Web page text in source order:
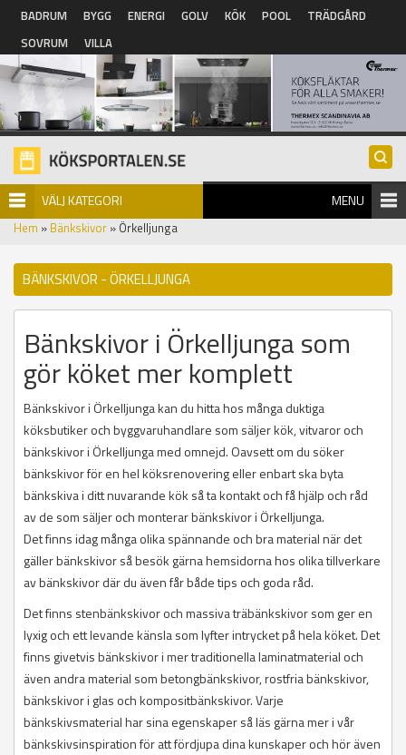
Hoppa till huvudinnehåll
BADRUM BYGG ENERGI GOLV KÖK POOL
TRÄDGÅRD
SOVRUM
VILLA
VÄLJ KATEGORI MENU
Hem » Bänkskivor » Örkelljunga
BÄNKSKIVOR - ÖRKELLJUNGA
Bänkskivor i Örkelljunga som
gör köket mer komplett
Bänkskivor i Örkelljunga kan du hitta hos många duktiga
köksbutiker och byggvaruhandlare som säljer kök, vitvaror och
bänkskivor i Örkelljunga med omnejd. Oavsett om du söker
bänkskivor för en hel köksrenovering eller enbart ska byta
bänkskiva i ditt nuvarande kök så ta kontakt och få hjälp och råd
av de som säljer och monterar bänkskivor i Örkelljunga.
Det finns idag många olika spännande och bra material när det
gäller bänkskivor så besök gärna hemsidorna hos olika tillverkare
av bänkskivor där du även får både tips och goda råd.
Det finns stenbänkskivor och massiva träbänkskivor som ger en
lyxig och ett levande känsla som lyfter intrycket på hela köket. Det
finns givetvis bänkskivor i mer traditionella laminatmaterial och
även andra material som betongbänkskivor, rostfria bänkskivor,
bänkskivor i glas och kompositbänkskivor. Varje
bänkskivsmaterial har sina egenskaper så läs gärna mer i vår
bänkskivsinspiration för att fördjupa dina kunskaper och hör även